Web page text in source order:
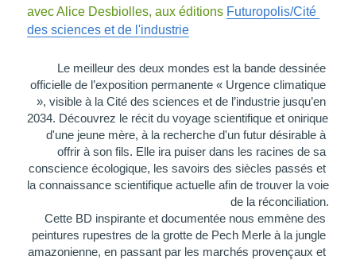
avec Alice Desbiolles, aux éditions Futuropolis/Cité
des sciences et de l'industrie
Le meilleur des deux mondes est la bande dessinée
officielle de l’exposition permanente « Urgence climatique
», visible à la Cité des sciences et de l’industrie jusqu’en
2034. Découvrez le récit du voyage scientifique et onirique
d'une jeune mère, à la recherche d'un futur désirable à
offrir à son fils. Elle ira puiser dans les racines de sa
conscience écologique, les savoirs des siècles passés et
la connaissance scientifique actuelle afin de trouver la voie
de la réconciliation.
Cette BD inspirante et documentée nous emmène des
peintures rupestres de la grotte de Pech Merle à la jungle
amazonienne, en passant par les marchés provençaux et